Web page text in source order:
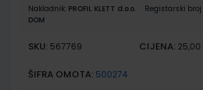
Nakladnik: PROFIL KLETT d.o.o. Registarski
DOM
SKU: 567769 CIJENA:
ŠIFRA OMOTA: 500274